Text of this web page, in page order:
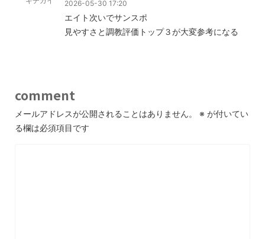
2026-05-30 17:20
エイト次いでサンスポ
見やすさと調教評価トップ３が大変参考になる
comment
メールアドレスが公開されることはありません。 ※ が付いてい
る欄は必須項目です